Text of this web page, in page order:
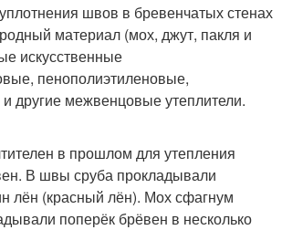
швов в бревенчатых стенах
материал (мох, джут, пакля и
искусственные
пенополиэтиленовые,
другие межвенцовые утеплители.
в прошлом для утепления
В швы сруба прокладывали
лён (красный лён). Мох сфагнум
поперёк брёвен в несколько